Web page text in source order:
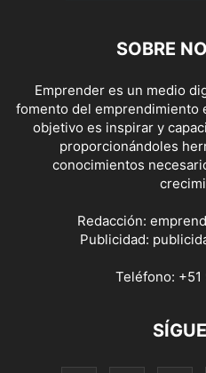
SOBRE
Emprender es un medio
fomento del emprendimiento
objetivo es inspirar y
proporcionándoles
conocimientos
Redacción:
Publicidad:
Teléfono: +51